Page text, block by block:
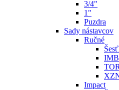
3/4"
1"
Puzdra
Sady nástavcov
Ručné
Impact